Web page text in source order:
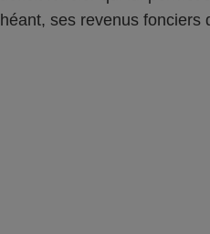
ses revenus fonciers